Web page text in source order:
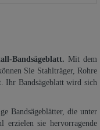
Bandsägeblatt. Mit dem
Sie Stahlträger, Rohre
Ihr Bandsägeblatt wird sich
Bandsägeblätter, die unter
erzielen sie hervorragende